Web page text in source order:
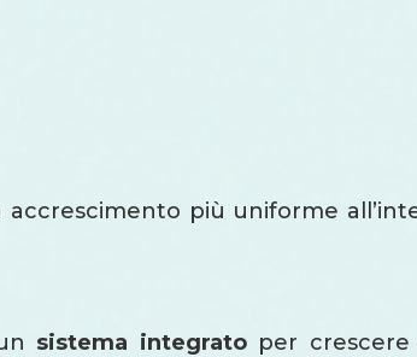
più uniforme
sistema integratoper crescere